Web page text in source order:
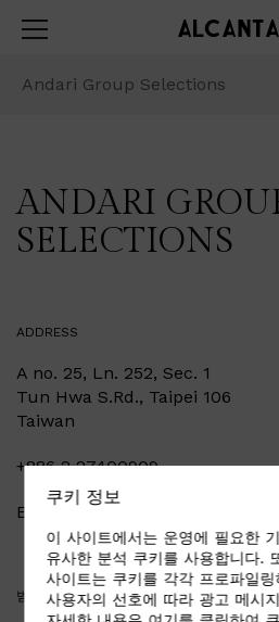
Andari Group Selections
ANDARI
SELECTIONS
ADDRESS
A no. 25, Ln. 252, Sec. 1
Tun Hwa S.Rd., Taipei 106
Taiwan
+886 2 27400909
Email info@andarigroup.com
범주
쿠키 정보
이 사이트에서는 운영에 필요한
유사한 분석 쿠키를 사용합니다.
사이트는 쿠키를 각각 프로파일
사용자의 선호에 따라 광고 메시